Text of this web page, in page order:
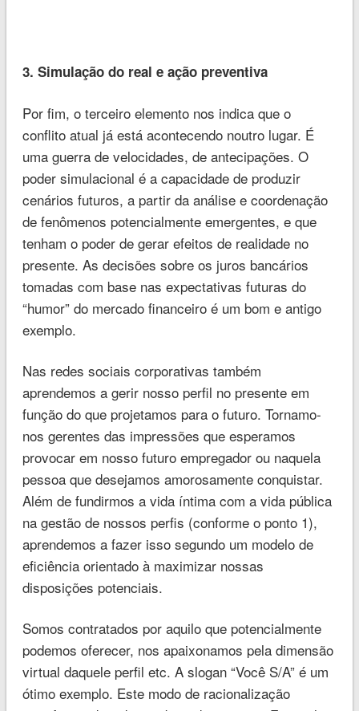
3. Simulação do real e ação preventiva
Por fim, o terceiro elemento nos indica que o
conflito atual já está acontecendo noutro lugar. É
uma guerra de velocidades, de antecipações. O
poder simulacional é a capacidade de produzir
cenários futuros, a partir da análise e coordenação
de fenômenos potencialmente emergentes, e que
tenham o poder de gerar efeitos de realidade no
presente. As decisões sobre os juros bancários
tomadas com base nas expectativas futuras do
“humor” do mercado financeiro é um bom e antigo
exemplo.
Nas redes sociais corporativas também
aprendemos a gerir nosso perfil no presente em
função do que projetamos para o futuro. Tornamo-
nos gerentes das impressões que esperamos
provocar em nosso futuro empregador ou naquela
pessoa que desejamos amorosamente conquistar.
Além de fundirmos a vida íntima com a vida pública
na gestão de nossos perfis (conforme o ponto 1),
aprendemos a fazer isso segundo um modelo de
eficiência orientado à maximizar nossas
disposições potenciais.
Somos contratados por aquilo que potencialmente
podemos oferecer, nos apaixonamos pela dimensão
virtual daquele perfil etc. A slogan “Você S/A” é um
ótimo exemplo. Este modo de racionalização